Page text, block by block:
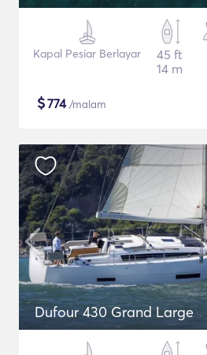
Kapal Pesiar Berlayar
45 ft
14 m
$774/malam
Dufour 430 Grand Large